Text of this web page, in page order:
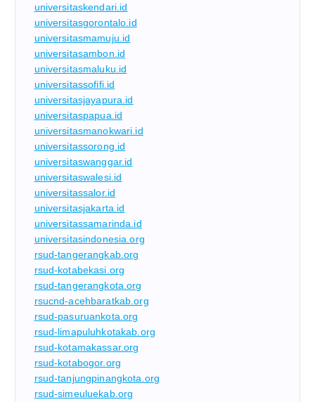
universitaskendari.id
universitasgorontalo.id
universitasmamuju.id
universitasambon.id
universitasmaluku.id
universitassofifi.id
universitasjayapura.id
universitaspapua.id
universitasmanokwari.id
universitassorong.id
universitaswanggar.id
universitaswalesi.id
universitassalor.id
universitasjakarta.id
universitassamarinda.id
universitasindonesia.org
rsud-tangerangkab.org
rsud-kotabekasi.org
rsud-tangerangkota.org
rsucnd-acehbaratkab.org
rsud-pasuruankota.org
rsud-limapuluhkotakab.org
rsud-kotamakassar.org
rsud-kotabogor.org
rsud-tanjungpinangkota.org
rsud-simeuluekab.org